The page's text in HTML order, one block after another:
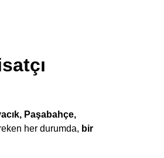
Paşabahçe,
her durumda, bir